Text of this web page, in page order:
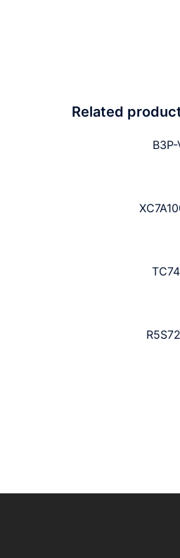
Related